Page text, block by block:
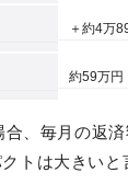
＋約4万
約59万円
、毎月の返
トは大きいと